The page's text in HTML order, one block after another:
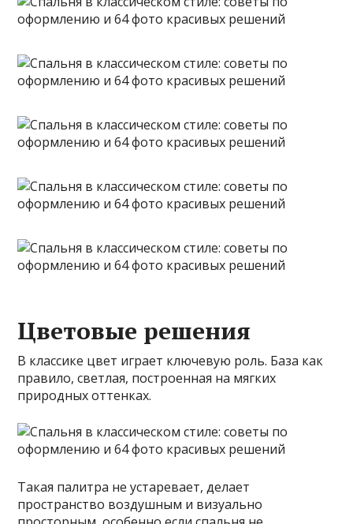
Цветовые решения
В классике цвет играет ключевую роль. База как
правило, светлая, построенная на мягких
природных оттенках.
Такая палитра не устаревает, делает
пространство воздушным и визуально